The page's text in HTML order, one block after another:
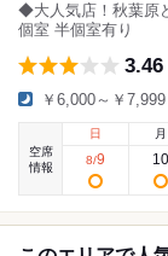
◆大人気店！秋葉原
個室 半個室有り
3.46
￥6,000～￥7,999
空席
情報
日
8/9
月
10